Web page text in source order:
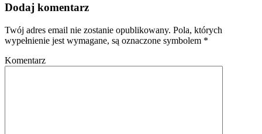
Dodaj komentarz
Twój adres email nie zostanie opublikowany. Pola, których
wypełnienie jest wymagane, są oznaczone symbolem *
Komentarz